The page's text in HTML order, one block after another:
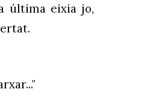
última eixia jo,